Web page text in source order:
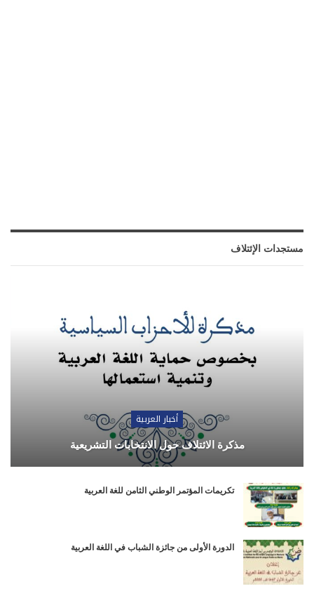
مستجدات الإئتلاف
أخبار العربية
مذكرة الائتلاف حول الانتخابات التشريعية
تكريمات المؤتمر الوطني الثامن للغة العربية
الدورة الأولى من جائزة الشباب في اللغة العربية